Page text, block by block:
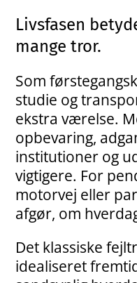
Livsfasen
mange tror.
Som
studie og
ekstra værelse.
opbevaring,
institutioner og
vigtigere. For
motorvej eller
afgør, om
Det klassiske
idealiseret